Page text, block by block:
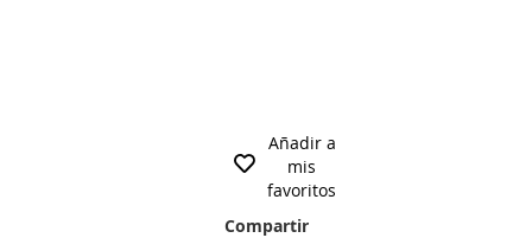
Añadir a
mis
favoritos
Compartir